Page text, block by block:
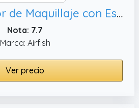
Airfish Tocador de Maquillaje con Espejo y Luces LED, Negro
Nota: 7.7
Marca: Airfish
Ver precio